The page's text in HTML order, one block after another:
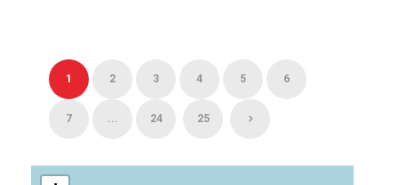
1 2 3 4 5 6
7 ... 24 25